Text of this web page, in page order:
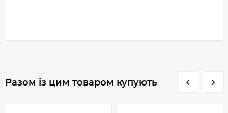
Разом із цим товаром купують